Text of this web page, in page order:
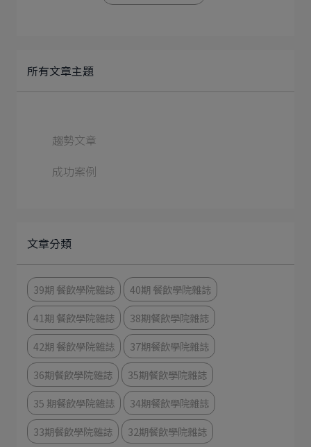
所有文章主題
趨勢文章
成功案例
文章分類
39期 餐飲學院雜誌
40期 餐飲學院雜誌
41期 餐飲學院雜誌
38期餐飲學院雜誌
42期 餐飲學院雜誌
37期餐飲學院雜誌
36期餐飲學院雜誌
35期餐飲學院雜誌
35 期餐飲學院雜誌
34期餐飲學院雜誌
33期餐飲學院雜誌
32期餐飲學院雜誌